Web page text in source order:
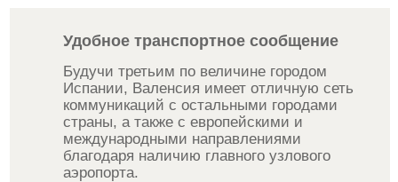
Удобное транспортное сообщение
Будучи третьим по величине городом
Испании, Валенсия имеет отличную сеть
коммуникаций с остальными городами
страны, а также с европейскими и
международными направлениями
благодаря наличию главного узлового
аэропорта.